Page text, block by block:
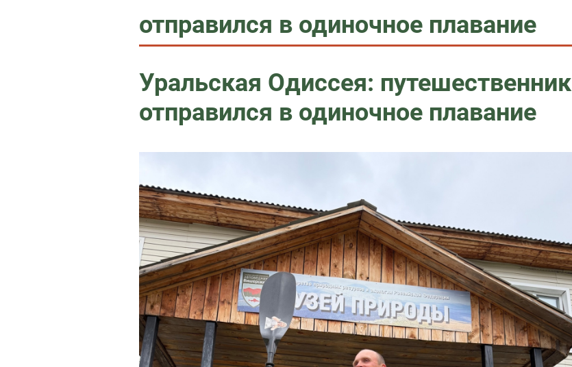
отправился в одиночное плавание
Уральская Одиссея: путешественник
отправился в одиночное плавание